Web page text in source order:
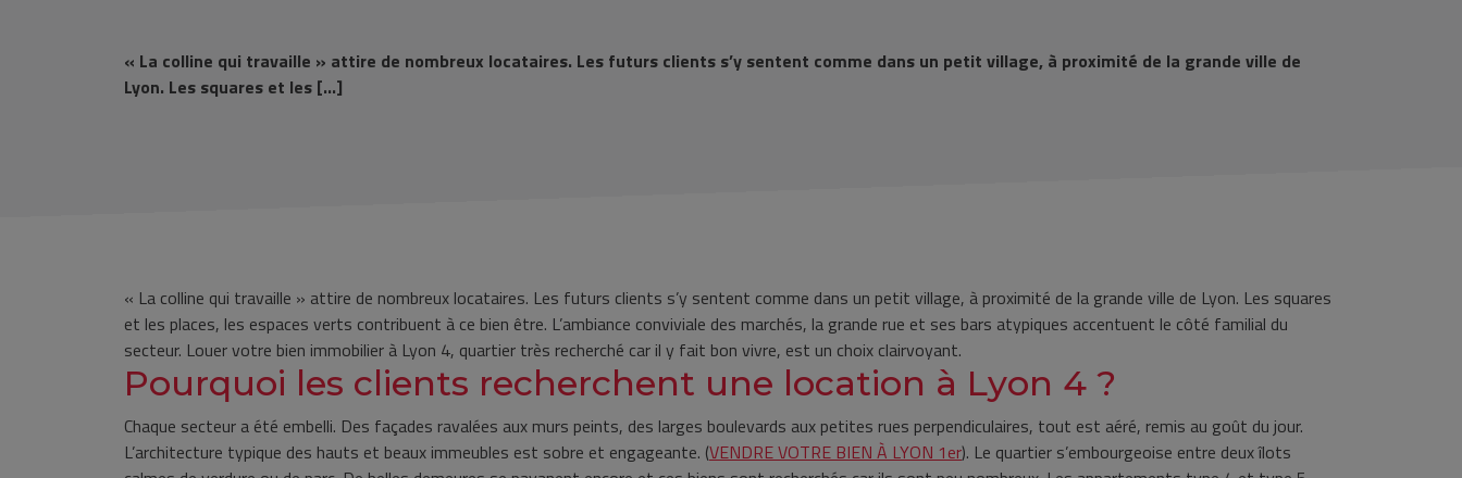
« La colline qui travaille » attire de nombreux locataires. Les futurs clients s’y sentent comme dans un petit village, à proximité de la grande ville de
Lyon. Les squares et les […]
« La colline qui travaille » attire de nombreux locataires. Les futurs clients s’y sentent comme dans un petit village, à proximité de la grande ville de Lyon. Les squares
et les places, les espaces verts contribuent à ce bien être. L’ambiance conviviale des marchés, la grande rue et ses bars atypiques accentuent le côté familial du
secteur. Louer votre bien immobilier à Lyon 4, quartier très recherché car il y fait bon vivre, est un choix clairvoyant.
Pourquoi les clients recherchent une location à Lyon 4 ?
Chaque secteur a été embelli. Des façades ravalées aux murs peints, des larges boulevards aux petites rues perpendiculaires, tout est aéré, remis au goût du jour.
L’architecture typique des hauts et beaux immeubles est sobre et engageante. (VENDRE VOTRE BIEN À LYON 1er). Le quartier s’embourgeoise entre deux îlots